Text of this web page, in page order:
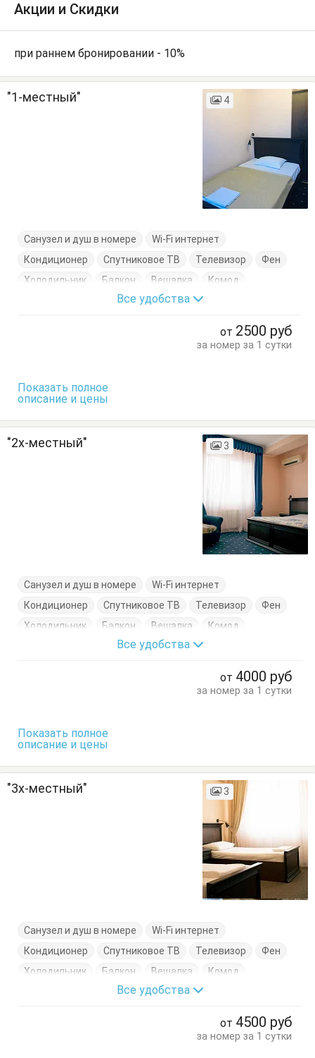
Акции и Скидки
при раннем бронировании - 10%
"1-местный" 4
Санузел и душ в номере
Wi-Fi интернет
Кондиционер
Спутниковое ТВ Телевизор
Фен
Холодильник
Балкон Вешалка
Комод
Кровать односпальная
Обеденный стол
Все удобства
от 2500 руб
за номер за 1 сутки
Показать полное
описание и цены
"2х-местный" 3
Санузел и душ в номере
Wi-Fi интернет
Кондиционер
Спутниковое ТВ Телевизор
Фен
Холодильник
Балкон Вешалка
Комод
Кровати односпальные
Кровать двуспальная
Все удобства
от 4000 руб
за номер за 1 сутки
Показать полное
описание и цены
"3х-местный" 3
Санузел и душ в номере
Wi-Fi интернет
Кондиционер
Спутниковое ТВ Телевизор
Фен
Холодильник
Балкон Вешалка
Комод
Кровать двуспальная
Все удобства
от 4500 руб
за номер за 1 сутки